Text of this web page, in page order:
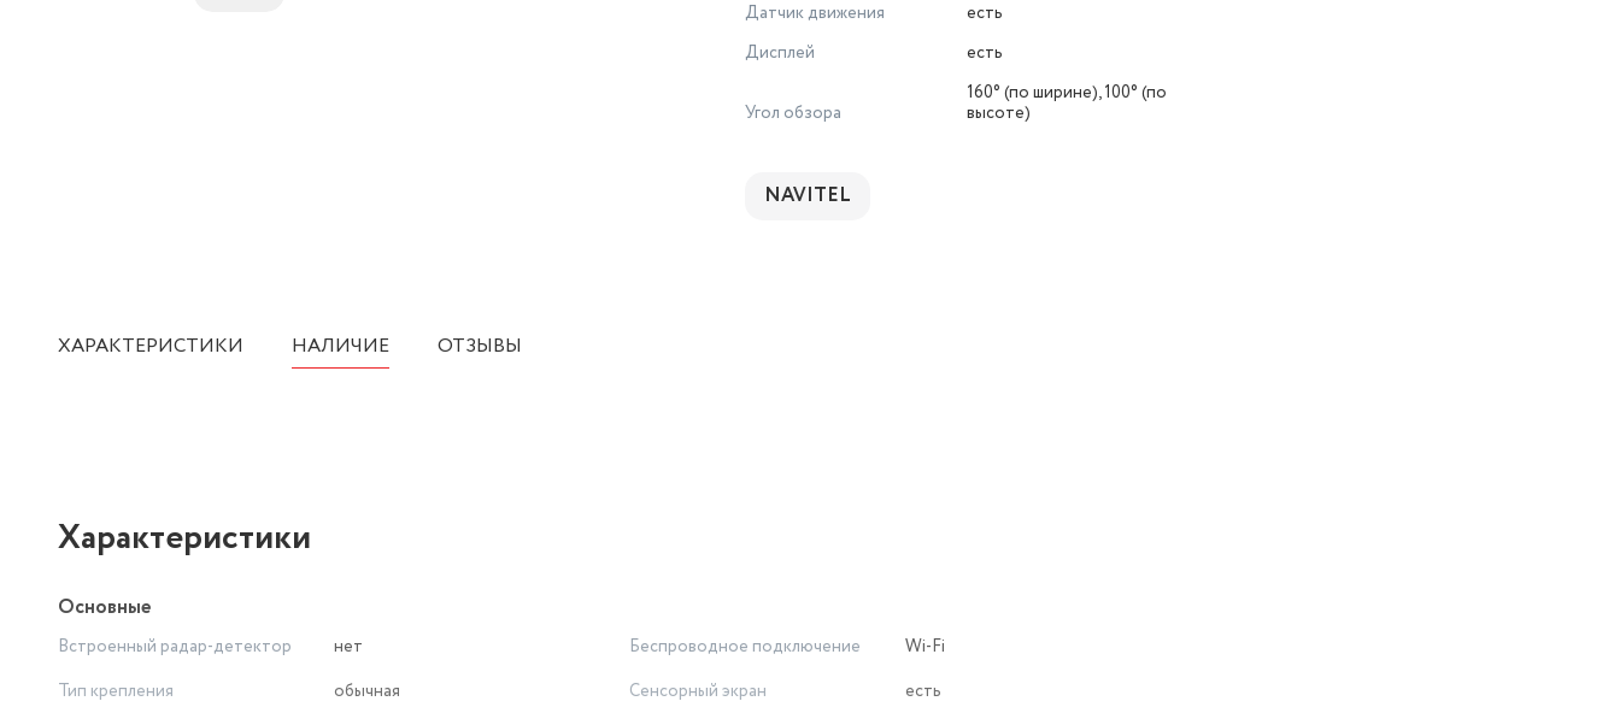
Датчик движения
есть
Дисплей
есть
Угол обзора
160° (по ширине), 100° (по
высоте)
NAVITEL
ХАРАКТЕРИСТИКИ НАЛИЧИЕ ОТЗЫВЫ
Характеристики
Основные
Встроенный радар-детектор
нет
Тип крепления
обычная
Беспроводное подключение
Wi-Fi
Сенсорный экран
есть